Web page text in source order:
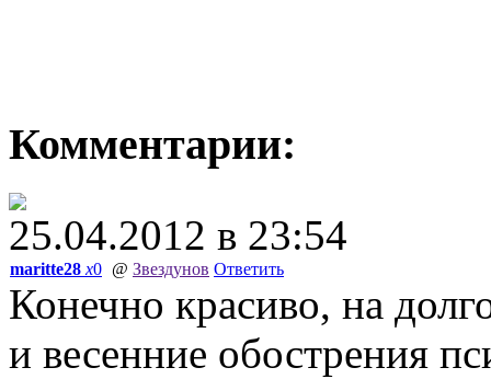
Комментарии:
25.04.2012 в 23:54
maritte28 x0 @ Звездунов Ответить
Конечно красиво, на
и весенние обострения